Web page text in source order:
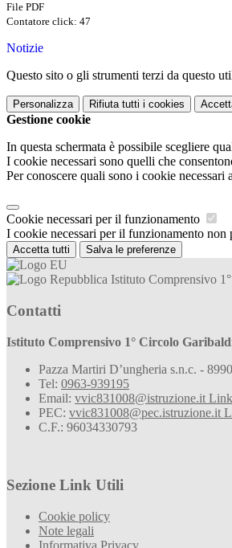
File PDF
Contatore click: 47
Notizie
Questo sito o gli strumenti terzi da questo
Personalizza Rifiuta tutti i cookies
Gestione cookie
In questa schermata è possibile scegliere
I cookie necessari sono quelli che
Per conoscere quali sono i cookie
Cookie necessari per il funzionamento
I cookie necessari per il funzionamento
Accetta tutti Salva le preferenze
Istituto Comprensivo
Contatti
Istituto Comprensivo 1° Circolo
Pazza Martiri D’ungheria s.n.c. -
Tel: 0963-939195
Email: vvic831008@istruzione.it
PEC: vvic831008@pec.istruzione.it
C.F.: 96034330793
Sezione Link Utili
Cookie policy
Note legali
Informativa Privacy